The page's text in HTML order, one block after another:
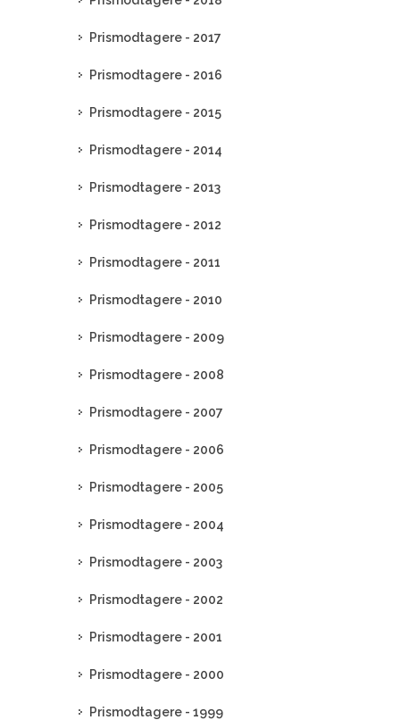
Prismodtagere - 2017
Prismodtagere - 2016
Prismodtagere - 2015
Prismodtagere - 2014
Prismodtagere - 2013
Prismodtagere - 2012
Prismodtagere - 2011
Prismodtagere - 2010
Prismodtagere - 2009
Prismodtagere - 2008
Prismodtagere - 2007
Prismodtagere - 2006
Prismodtagere - 2005
Prismodtagere - 2004
Prismodtagere - 2003
Prismodtagere - 2002
Prismodtagere - 2001
Prismodtagere - 2000
Prismodtagere - 1999